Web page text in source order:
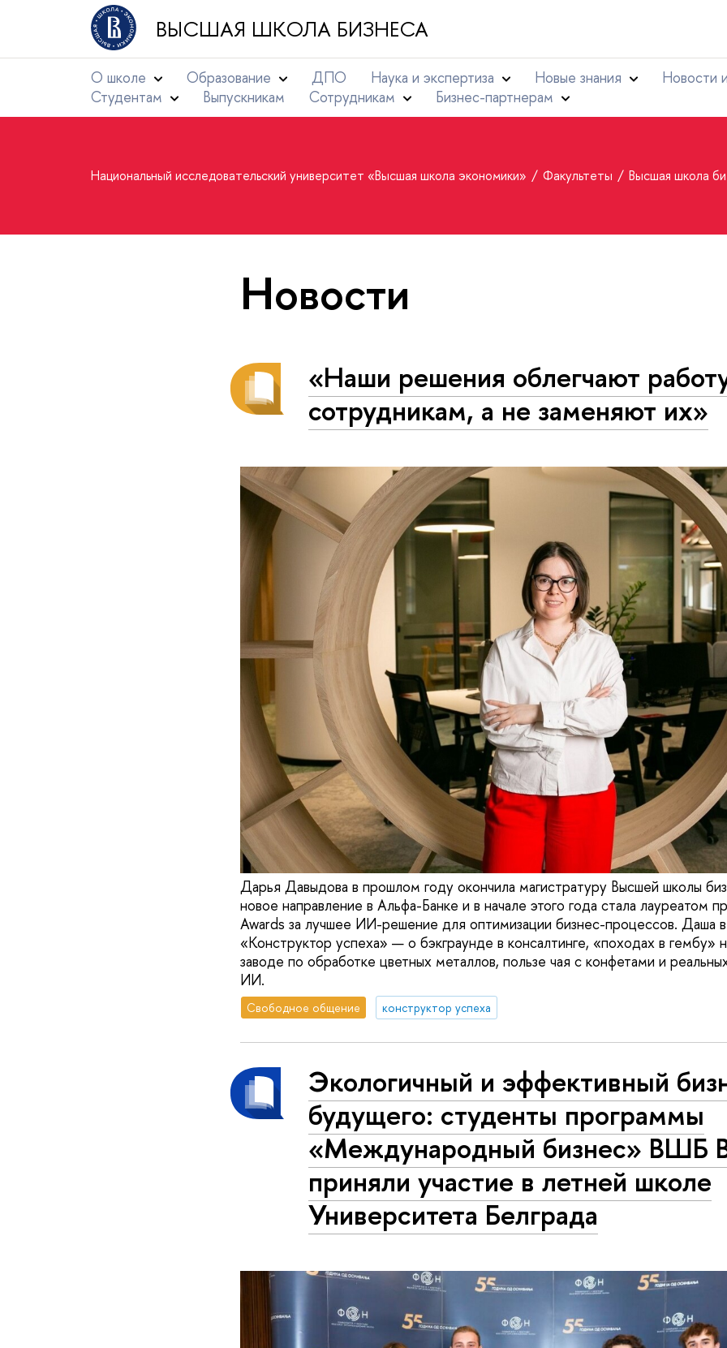
ВЫСШАЯ ШКОЛА БИЗНЕСА
О школе Образование ДПО Наука и экспертиза Новые знания
Новости
Студентам
Выпускникам Сотрудникам Бизнес-партнерам
Национальный исследовательский университет «Высшая школа экономики» Факультеты Высшая школа
Новости
«Наши решения облегчают
сотрудникам, а не заменяют их»
Дарья Давыдова в прошлом году окончила магистратуру Высшей школы
новое направление в Альфа-Банке и в начале этого года стала лауреатом
Awards за лучшее ИИ-решение для оптимизации бизнес-процессов. Даша
«Конструктор успеха» — о бэкграунде в консалтинге, «походах в гембу»
заводе по обработке цветных металлов, пользе чая с конфетами и
ИИ.
Свободное общение конструктор успеха
Экологичный и эффективный
будущего: студенты программы
«Международный бизнес»
приняли участие в летней школе
Университета Белграда